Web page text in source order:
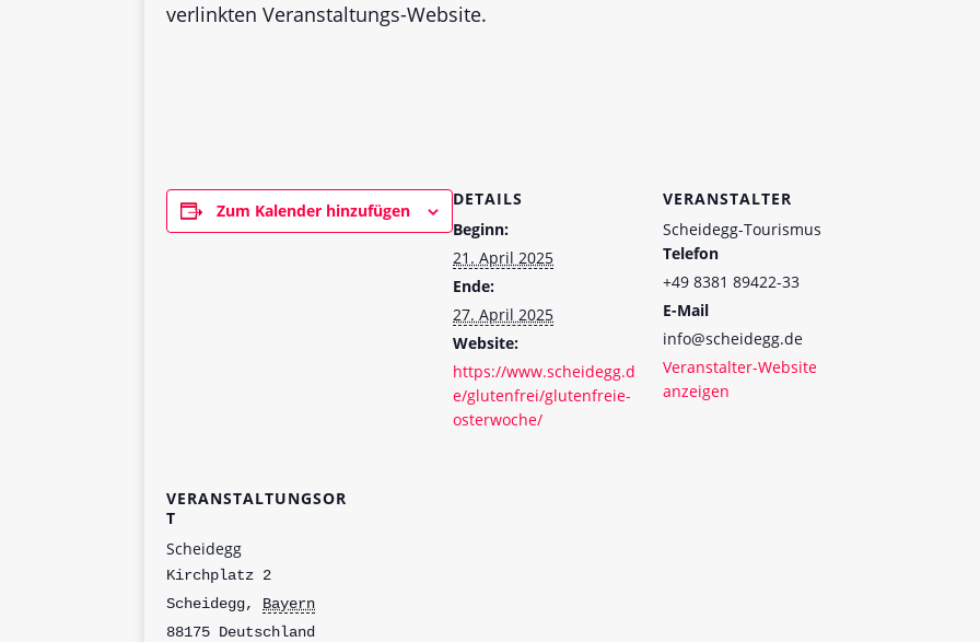
verlinkten Veranstaltungs-Website.
Zum Kalender hinzufügen
DETAILS
Beginn:
21. April 2025
Ende:
27. April 2025
Website:
https://www.scheidegg.d
e/glutenfrei/glutenfreie-
osterwoche/
VERANSTALTER
Scheidegg-Tourismus
Telefon
+49 8381 89422-33
E-Mail
info@scheidegg.de
Veranstalter-Website
anzeigen
VERANSTALTUNGSOR
T
Scheidegg
Kirchplatz 2
Scheidegg,
Bayern
88175 Deutschland